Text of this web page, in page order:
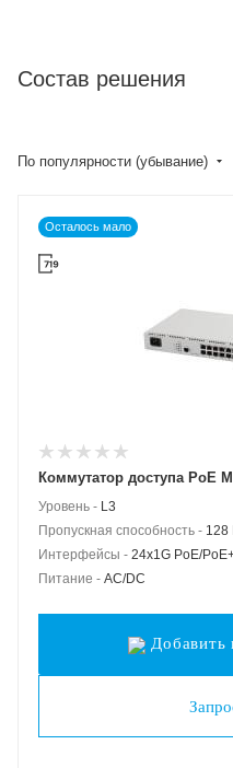
Состав решения
По популярности (убывание)
Осталось мало
Коммутатор доступа PoE
Уровень - L3
Пропускная способность - 128
Интерфейсы - 24x1G PoE/
Питание - AC/DC
Добавить